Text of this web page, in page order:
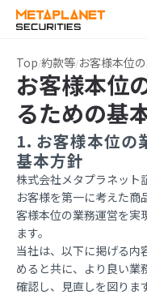
Top 約款等 お客様本位
お客様本位
るための基
1. お客様本位の
基本方針
株式会社メタプラネット
お客様を第一に考えた
客様本位の業務運営を実
ます。
当社は、以下に掲げる内
めると共に、より良い業
確認し、見直しを図りま